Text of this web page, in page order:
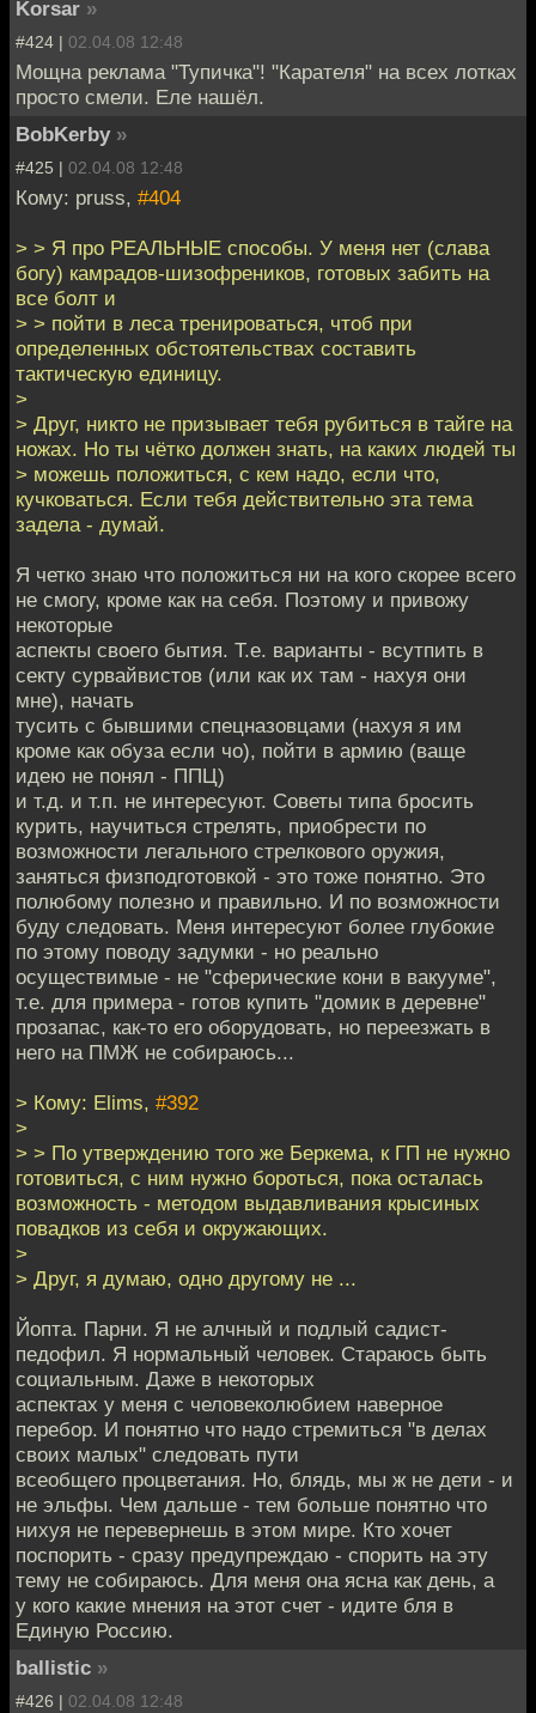
Korsar »
#424 | 02.04.08 12:48
Мощна реклама "Тупичка"! "Карателя" на всех лотках
просто смели. Еле нашёл.
BobKerby »
#425 | 02.04.08 12:48
Кому: pruss, #404
> > Я про РЕАЛЬНЫЕ способы. У меня нет (слава
богу) камрадов-шизофреников, готовых забить на
все болт и
> > пойти в леса тренироваться, чтоб при
определенных обстоятельствах составить
тактическую единицу.
>
> Друг, никто не призывает тебя рубиться в тайге на
ножах. Но ты чётко должен знать, на каких людей ты
> можешь положиться, с кем надо, если что,
кучковаться. Если тебя действительно эта тема
задела - думай.
Я четко знаю что положиться ни на кого скорее всего
не смогу, кроме как на себя. Поэтому и привожу
некоторые
аспекты своего бытия. Т.е. варианты - всутпить в
секту сурвайвистов (или как их там - нахуя они
мне), начать
тусить с бывшими спецназовцами (нахуя я им
кроме как обуза если чо), пойти в армию (ваще
идею не понял - ППЦ)
и т.д. и т.п. не интересуют. Советы типа бросить
курить, научиться стрелять, приобрести по
возможности легального стрелкового оружия,
заняться физподготовкой - это тоже понятно. Это
полюбому полезно и правильно. И по возможности
буду следовать. Меня интересуют более глубокие
по этому поводу задумки - но реально
осуществимые - не "сферические кони в вакууме",
т.е. для примера - готов купить "домик в деревне"
прозапас, как-то его оборудовать, но переезжать в
него на ПМЖ не собираюсь...
> Кому: Elims, #392
>
> > По утверждению того же Беркема, к ГП не нужно
готовиться, с ним нужно бороться, пока осталась
возможность - методом выдавливания крысиных
повадков из себя и окружающих.
>
> Друг, я думаю, одно другому не ...
Йопта. Парни. Я не алчный и подлый садист-
педофил. Я нормальный человек. Стараюсь быть
социальным. Даже в некоторых
аспектах у меня с человеколюбием наверное
перебор. И понятно что надо стремиться "в делах
своих малых" следовать пути
всеобщего процветания. Но, блядь, мы ж не дети - и
не эльфы. Чем дальше - тем больше понятно что
нихуя не перевернешь в этом мире. Кто хочет
поспорить - сразу предупреждаю - спорить на эту
тему не собираюсь. Для меня она ясна как день, а
у кого какие мнения на этот счет - идите бля в
Единую Россию.
ballistic »
#426 | 02.04.08 12:48